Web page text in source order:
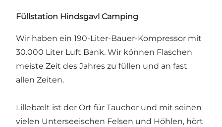
Füllstation Hindsgavl Camping
Wir haben ein 190-Liter-Bauer-Kompressor mit
30.000 Liter Luft Bank. Wir können Flaschen
meiste Zeit des Jahres zu füllen und an fast
allen Zeiten.
Lillebælt ist der Ort für Taucher und mit seinen
vielen Unterseeischen Felsen und Höhlen, hört